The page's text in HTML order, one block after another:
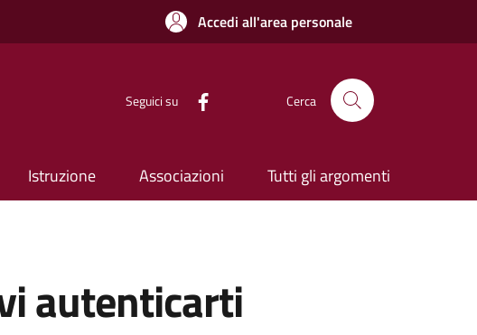
Accedi all'area personale
Seguici su Cerca
Istruzione Associazioni Tutti gli argomenti
autenticarti